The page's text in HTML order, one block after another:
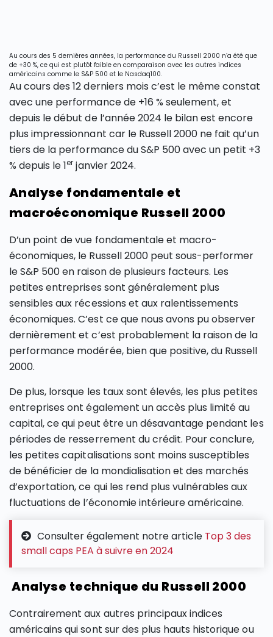
Au cours des 5 dernières années, la performance du Russell 2000 n’a été que
de +30 %, ce qui est plutôt faible en comparaison avec les autres indices
américains comme le S&P 500 et le Nasdaq100.
Au cours des 12 derniers mois c’est le même constat
avec une performance de +16 % seulement, et
depuis le début de l’année 2024 le bilan est encore
plus impressionnant car le Russell 2000 ne fait qu’un
tiers de la performance du S&P 500 avec un petit +3
% depuis le 1er janvier 2024.
Analyse fondamentale et
macroéconomique Russell 2000
D’un point de vue fondamentale et macro-
économiques, le Russell 2000 peut sous-performer
le S&P 500 en raison de plusieurs facteurs. Les
petites entreprises sont généralement plus
sensibles aux récessions et aux ralentissements
économiques. C’est ce que nous avons pu observer
dernièrement et c’est probablement la raison de la
performance modérée, bien que positive, du Russell
2000.
De plus, lorsque les taux sont élevés, les plus petites
entreprises ont également un accès plus limité au
capital, ce qui peut être un désavantage pendant les
périodes de resserrement du crédit. Pour conclure,
les petites capitalisations sont moins susceptibles
de bénéficier de la mondialisation et des marchés
d’exportation, ce qui les rend plus vulnérables aux
fluctuations de l’économie intérieure américaine.
Consulter également notre article Top 3 des
small caps PEA à suivre en 2024
Analyse technique du Russell 2000
Contrairement aux autres principaux indices
américains qui sont sur des plus hauts historique ou